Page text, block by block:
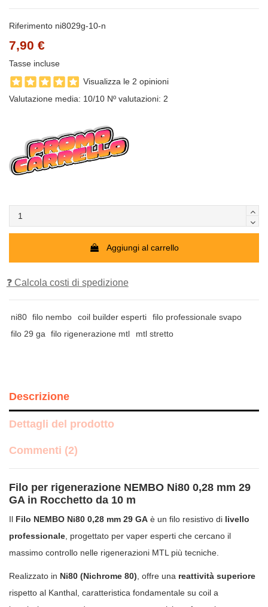
Riferimento ni8029g-10-n
7,90 €
Tasse incluse
Visualizza le 2 opinioni
Valutazione media: 10/10 Nº valutazioni: 2
Aggiungi al carrello
❓ Calcola costi di spedizione
ni80 filo nembo coil builder esperti
filo professionale svapo
filo 29 ga
filo rigenerazione mtl mtl stretto
Descrizione
Dettagli del prodotto
Commenti (2)
Filo per rigenerazione NEMBO Ni80 0,28 mm 29
GA in Rocchetto da 10 m
Il Filo NEMBO Ni80 0,28 mm 29 GA è un filo resistivo di livello
professionale , progettato per vaper esperti che cercano il
massimo controllo nelle rigenerazioni MTL più tecniche.
Realizzato in Ni80 (Nichrome 80) , offre una reattività superiore
rispetto al Kanthal, caratteristica fondamentale su coil a